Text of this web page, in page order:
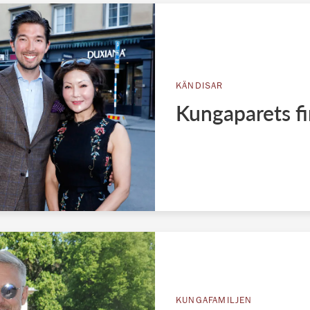
KÄNDISAR
Kungaparets
KUNGAFAMILJEN